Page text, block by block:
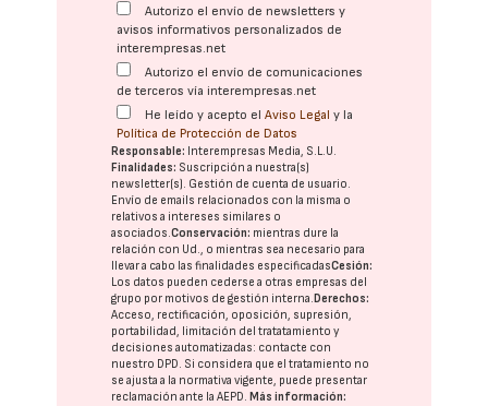
Autorizo el envío de newsletters y
avisos informativos personalizados de
interempresas.net
Autorizo el envío de comunicaciones
de terceros vía interempresas.net
He leído y acepto elAviso Legal y la
Política de Protección de Datos
Responsable: Interempresas Media, S.L.U.
Finalidades: Suscripción a nuestra(s)
newsletter(s). Gestión de cuenta de usuario.
Envío de emails relacionados con la misma o
relativos a intereses similares o
asociados.Conservación: mientras dure la
relación con Ud., o mientras sea necesario para
llevar a cabo las finalidades especificadasCesión:
Los datos pueden cederse a otras empresas del
grupo por motivos de gestión interna. Derechos:
Acceso, rectificación, oposición, supresión,
portabilidad, limitación del tratatamiento y
decisiones automatizadas: contacte con
nuestro DPD. Si considera que el tratamiento no
se ajusta a la normativa vigente, puede presentar
reclamación ante laAEPD. Más información: